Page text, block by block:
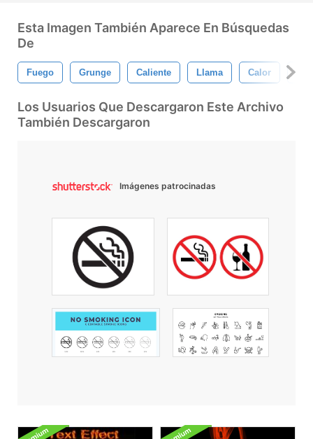
Esta Imagen También Aparece En Búsquedas
De
Fuego Grunge Caliente Llama Calor
Los Usuarios Que Descargaron Este Archivo
También Descargaron
Imágenes patrocinadas